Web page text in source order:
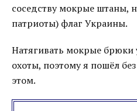
соседству мокрые штаны,
патриоты) флаг Украины.
Натягивать мокрые брюки
охоты, поэтому я пошёл
этом.